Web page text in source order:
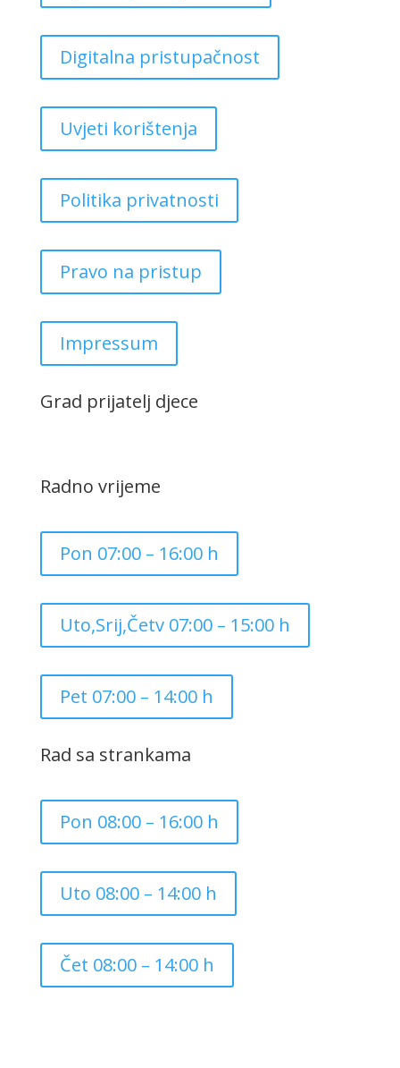
Digitalna pristupačnost
Uvjeti korištenja
Politika privatnosti
Pravo na pristup
Impressum
Grad prijatelj djece
Radno vrijeme
Pon 07:00 – 16:00 h
Uto,Srij,Četv 07:00 – 15:00 h
Pet 07:00 – 14:00 h
Rad sa strankama
Pon 08:00 – 16:00 h
Uto 08:00 – 14:00 h
Čet 08:00 – 14:00 h